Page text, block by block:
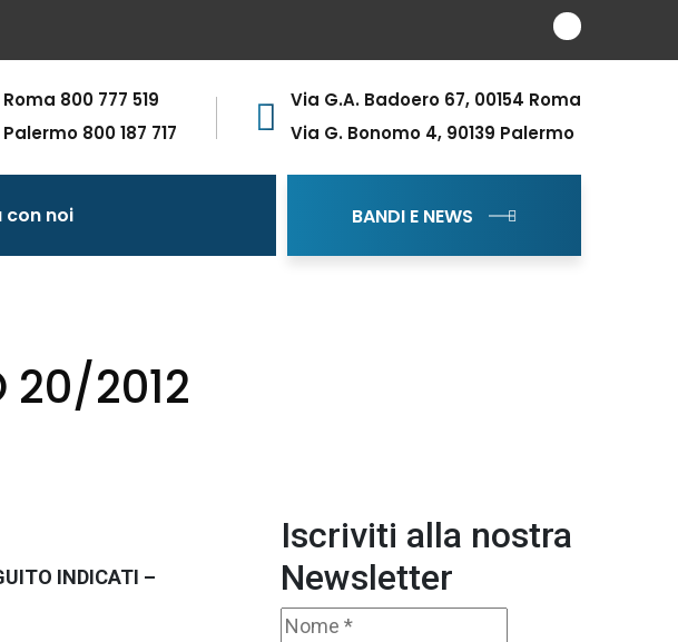
Roma 800 777 519
Palermo 800 187 717
Via G.A. Badoero 67, 00154 Roma
Via G. Bonomo 4, 90139 Palermo
con noi BANDI E NEWS
20/2012
INDICATI –
Iscriviti alla nostra
Newsletter